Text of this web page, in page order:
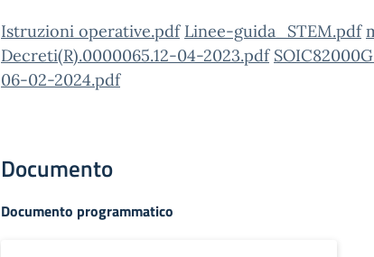
Istruzioni operative.pdf Linee-guida_STEM.pdf
Decreti(R).0000065.12-04-2023.pdf
06-02-2024.pdf
Documento
Documento programmatico